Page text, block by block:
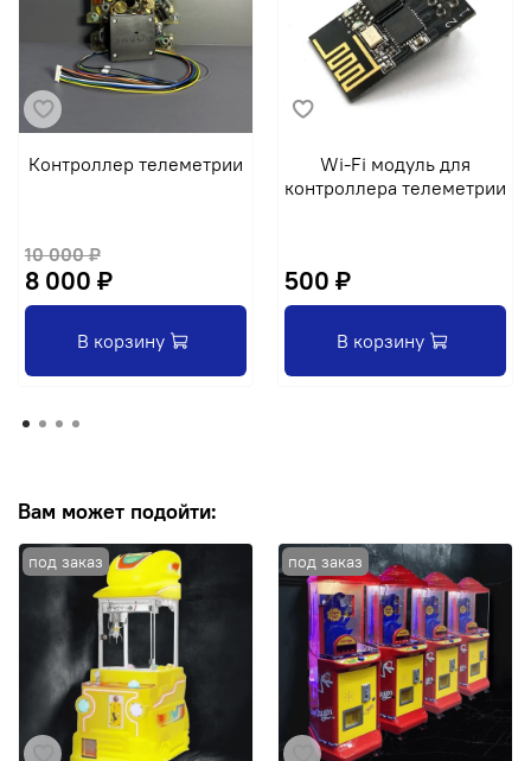
Контроллер телеметрии
10 000 ₽
8 000 ₽
В корзину
Wi-Fi модуль для
контроллера телеметрии
500 ₽
В корзину
Вам может подойти: